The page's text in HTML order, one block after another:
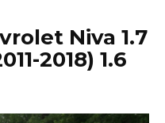
Niva 1.7
2018) 1.6